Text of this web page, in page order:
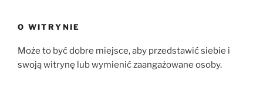
O WITRYNIE
Może to być dobre miejsce, aby przedstawić siebie i
swoją witrynę lub wymienić zaangażowane osoby.